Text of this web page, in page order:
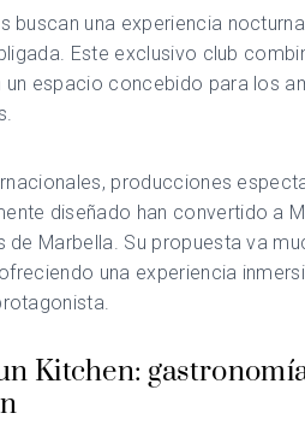
buscan una experiencia
Este exclusivo club
un espacio concebido para los
producciones
diseñado han convertido a
de Marbella. Su propuesta va
una experiencia
Kitchen: